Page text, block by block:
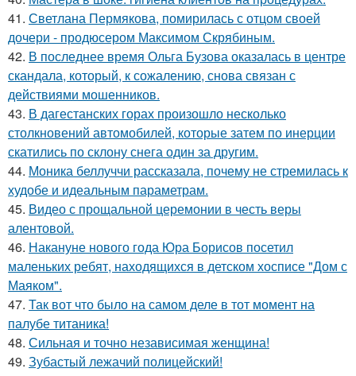
41. Светлана Пермякова, помирилась с отцом своей
дочери - продюсером Максимом Скрябиным.
42. В последнее время Ольга Бузова оказалась в центре
скандала, который, к сожалению, снова связан с
действиями мошенников.
43. В дагестанских горах произошло несколько
столкновений автомобилей, которые затем по инерции
скатились по склону снега один за другим.
44. Моника беллуччи рассказала, почему не стремилась к
худобе и идеальным параметрам.
45. Видео с прощальной церемонии в честь веры
алентовой.
46. Накануне нового года Юра Борисов посетил
маленьких ребят, находящихся в детском хосписе "Дом с
Маяком".
47. Так вот что было на самом деле в тот момент на
палубе титаника!
48. Сильная и точно независимая женщина!
49. Зубастый лежачий полицейский!